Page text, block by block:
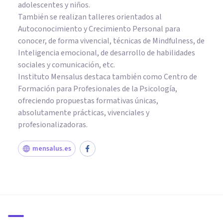
adolescentes y niños.
También se realizan talleres orientados al
Autoconocimiento y Crecimiento Personal para
conocer, de forma vivencial, técnicas de Mindfulness, de
Inteligencia emocional, de desarrollo de habilidades
sociales y comunicación, etc.
Instituto Mensalus destaca también como Centro de
Formación para Profesionales de la Psicología,
ofreciendo propuestas formativas únicas,
absolutamente prácticas, vivenciales y
profesionalizadoras.
mensalus.es
en Valencia